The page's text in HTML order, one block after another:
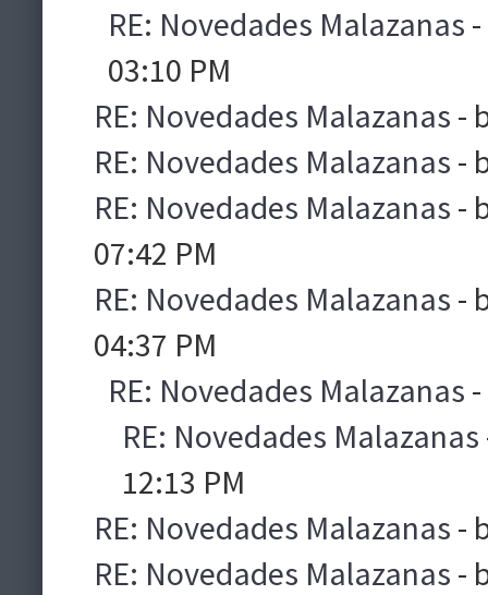
RE: Novedades Malazanas
03:10 PM
RE: Novedades Malazanas -
RE: Novedades Malazanas -
RE: Novedades Malazanas -
07:42 PM
RE: Novedades Malazanas -
04:37 PM
RE: Novedades Malazanas
RE: Novedades Malazanas
12:13 PM
RE: Novedades Malazanas -
RE: Novedades Malazanas -